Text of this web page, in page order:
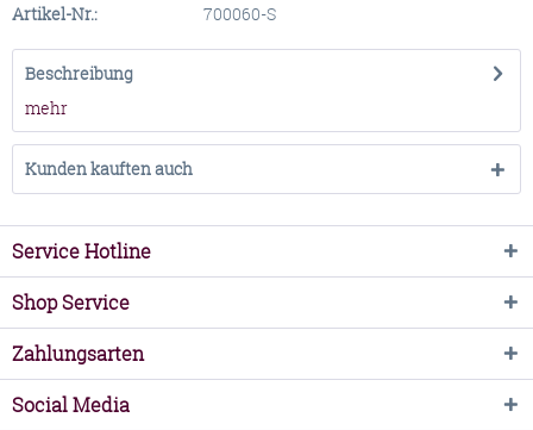
Artikel-Nr.: 700060-S
Beschreibung
mehr
Kunden kauften auch
Service Hotline
Shop Service
Zahlungsarten
Social Media